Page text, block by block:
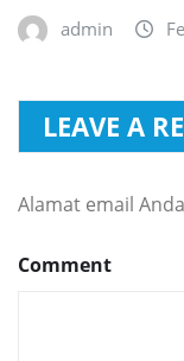
admin
LEAVE A
Alamat email
Comment